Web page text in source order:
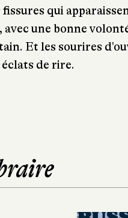
qui
avec une bonne
Et les sourires
de rire.